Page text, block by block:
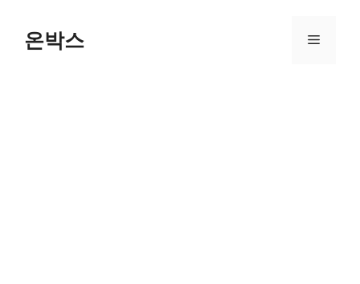
content온박스 Menu